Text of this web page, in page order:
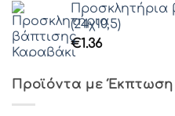
Γραμματοσειρά 55
Γραμματοσειρά 57
Προσκλητήρια
(24χ10,5)
€1.36
Προϊόντα με Έκπτωση